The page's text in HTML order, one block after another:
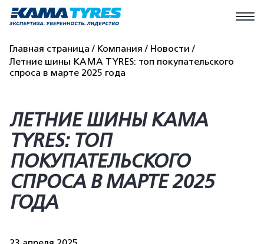
Главная страница Компания
Новости
Летние шины KAMA TYRES: топ покупательского
спроса в марте 2025 года
ЛЕТНИЕ ШИНЫ KAMA
TYRES: ТОП
ПОКУПАТЕЛЬСКОГО
СПРОСА В МАРТЕ 2025
ГОДА